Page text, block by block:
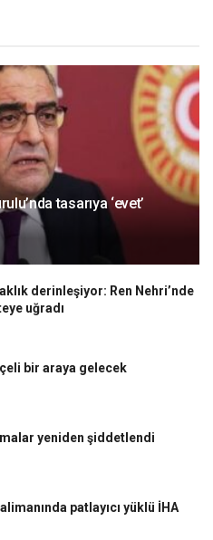
tasarıya ‘evet’
derinleşiyor: Ren Nehri’nde
uğradı
bir araya gelecek
yeniden şiddetlendi
patlayıcı yüklü İHA